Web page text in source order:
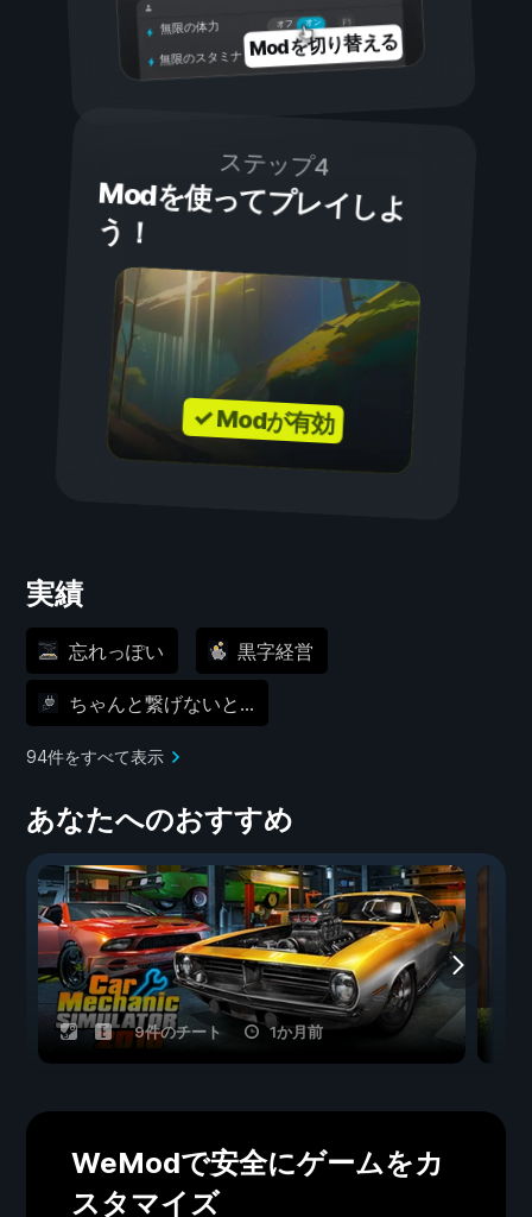
オン
オフ
無限の体力
無限のスタミナ Modを切り替える
ステップ4
Modを使ってプレイしよ
う！
✓ Modが有効
実績
忘れっぽい 黒字経営
ちゃんと繋げないと…
94件をすべて表示
あなたへのおすすめ
9件のチート 1か月前
WeModで安全にゲームをカ
スタマイズ